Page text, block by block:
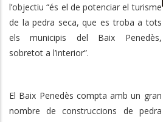
l’objectiu “és el de potenciar el turisme
de la pedra seca, que es troba a tots
els municipis del Baix Penedès,
sobretot a l’interior”.
El Baix Penedès compta amb un gran
nombre de construccions de pedra